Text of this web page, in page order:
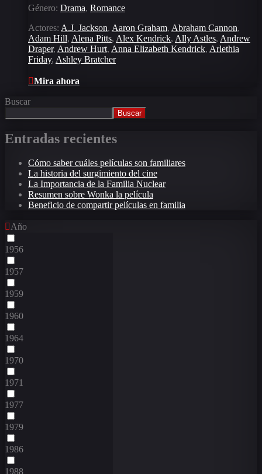
Género: Drama, Romance
Actores: A.J. Jackson, Aaron Graham, Abraham Cannon,
Adam Hill, Alena Pitts, Alex Kendrick, Ally Astles, Andrew
Draper, Andrew Hurt, Anna Elizabeth Kendrick, Arlethia
Friday, Ashley Bratcher
Mira ahora
Buscar
Buscar
Entradas recientes
Cómo saber cuáles películas son familiares
La historia del surgimiento del cine
La Importancia de la Familia Nuclear
Resumen sobre Wonka la película
Beneficio de compartir películas en familia
Año
1956
1957
1959
1960
1964
1970
1971
1977
1979
1986
1988